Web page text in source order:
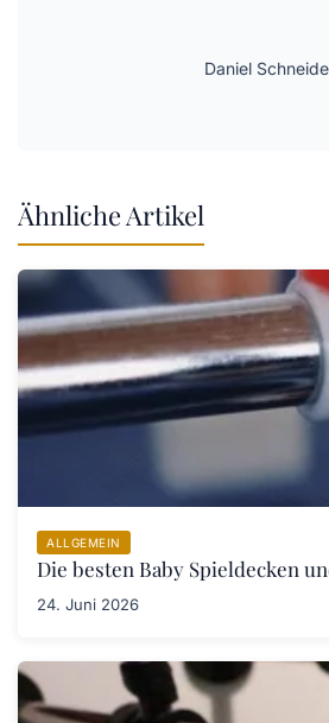
Daniel
Ähnliche Artikel
ALLGEMEIN
Die besten Baby Spieldecken
24. Juni 2026